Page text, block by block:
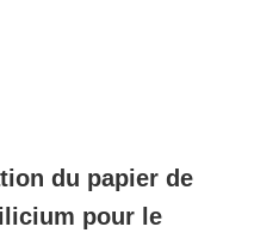
du papier de
pour le